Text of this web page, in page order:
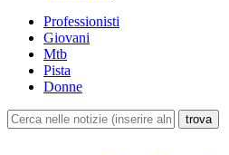
Professionisti
Giovani
Mtb
Pista
Donne